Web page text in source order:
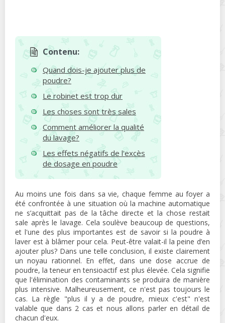
Contenu:
Quand dois-je ajouter plus de
poudre?
Le robinet est trop dur
Les choses sont très sales
Comment améliorer la qualité
du lavage?
Les effets négatifs de l'excès
de dosage en poudre
Au moins une fois dans sa vie, chaque femme au foyer a
été confrontée à une situation où la machine automatique
ne s’acquittait pas de la tâche directe et la chose restait
sale après le lavage. Cela soulève beaucoup de questions,
et l'une des plus importantes est de savoir si la poudre à
laver est à blâmer pour cela. Peut-être valait-il la peine d’en
ajouter plus? Dans une telle conclusion, il existe clairement
un noyau rationnel. En effet, dans une dose accrue de
poudre, la teneur en tensioactif est plus élevée. Cela signifie
que l'élimination des contaminants se produira de manière
plus intensive. Malheureusement, ce n'est pas toujours le
cas. La règle "plus il y a de poudre, mieux c'est" n'est
valable que dans 2 cas et nous allons parler en détail de
chacun d'eux.